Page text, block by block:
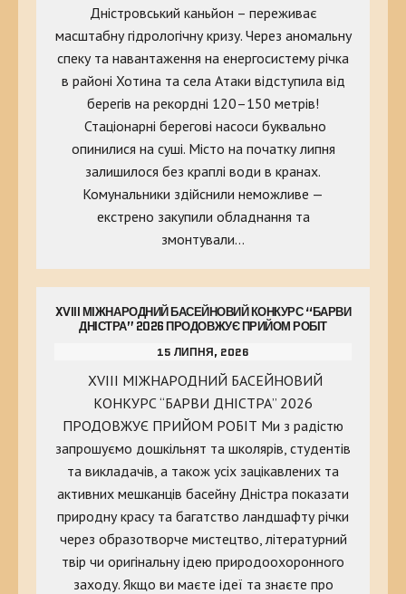
Дністровський каньйон – переживає
масштабну гідрологічну кризу. Через аномальну
спеку та навантаження на енергосистему річка
в районі Хотина та села Атаки відступила від
берегів на рекордні 120–150 метрів!
Стаціонарні берегові насоси буквально
опинилися на суші. Місто на початку липня
залишилося без краплі води в кранах.
Комунальники здійснили неможливе —
екстрено закупили обладнання та
змонтували…
XVIII МІЖНАРОДНИЙ БАСЕЙНОВИЙ КОНКУРС “БАРВИ
ДНІСТРА” 2026 ПРОДОВЖУЄ ПРИЙОМ РОБІТ
15 ЛИПНЯ, 2026
XVIII МІЖНАРОДНИЙ БАСЕЙНОВИЙ
КОНКУРС “БАРВИ ДНІСТРА” 2026
ПРОДОВЖУЄ ПРИЙОМ РОБІТ Ми з радістю
запрошуємо дошкільнят та школярів, студентів
та викладачів, а також усіх зацікавлених та
активних мешканців басейну Дністра показати
природну красу та багатство ландшафту річки
через образотворче мистецтво, літературний
твір чи оригінальну ідею природоохоронного
заходу. Якщо ви маєте ідеї та знаєте про